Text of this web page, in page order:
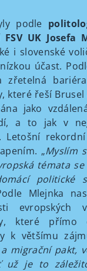
podle
UK Josefa
i slovenské
účast.
zřetelná
které řeší
jako
a to jak v
Letošní
„Myslím
témata
politické
Mlejnka
evropských
které přímo
k většímu
migrační pakt,
už je to